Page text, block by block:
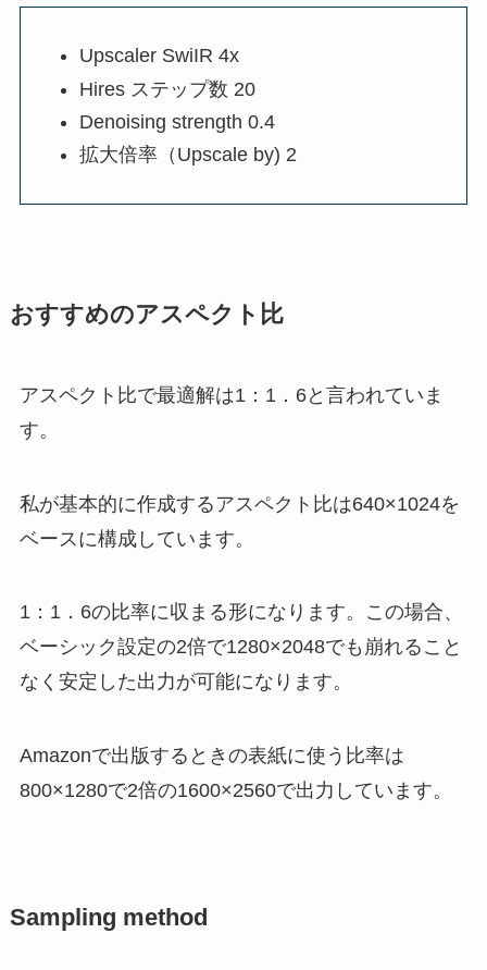
Upscaler SwiIR 4x
Hires ステップ数 20
Denoising strength 0.4
拡大倍率（Upscale by) 2
おすすめのアスペクト比
アスペクト比で最適解は1：1．6と言われていま
す。
私が基本的に作成するアスペクト比は640×1024を
ベースに構成しています。
1：1．6の比率に収まる形になります。この場合、
ベーシック設定の2倍で1280×2048でも崩れること
なく安定した出力が可能になります。
Amazonで出版するときの表紙に使う比率は
800×1280で2倍の1600×2560で出力しています。
Sampling method